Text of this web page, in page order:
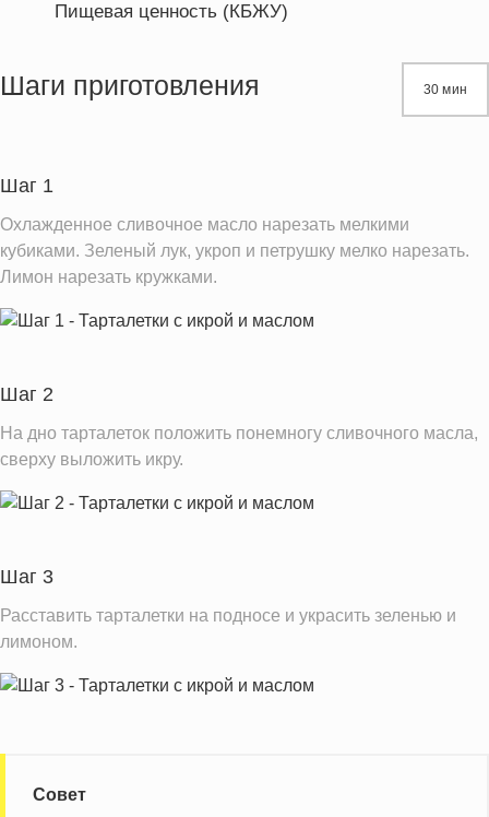
Пищевая ценность (КБЖУ)
Жиры
Пищевые волокна
Натрий
Кальций
62.6 мг
Железо
Калий
63.1 мг
Добавленный сахар
Информация для одной порции
Шаги приготовления 30 мин
Шаг 1
Охлажденное сливочное масло нарезать мелкими
кубиками. Зеленый лук, укроп и петрушку мелко нарезать.
Лимон нарезать кружками.
Шаг 2
На дно тарталеток положить понемногу сливочного масла,
сверху выложить икру.
Шаг 3
Расставить тарталетки на подносе и украсить зеленью и
лимоном.
Совет